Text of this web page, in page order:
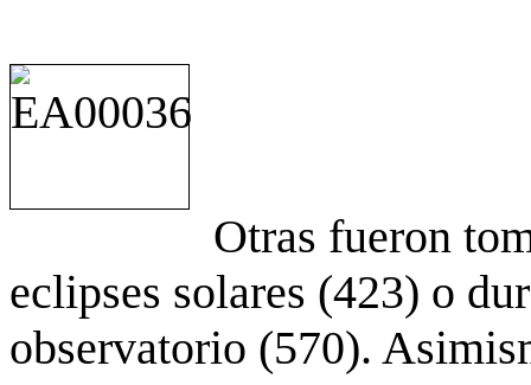
Otras fueron
eclipses solares (423) o
observatorio (570).